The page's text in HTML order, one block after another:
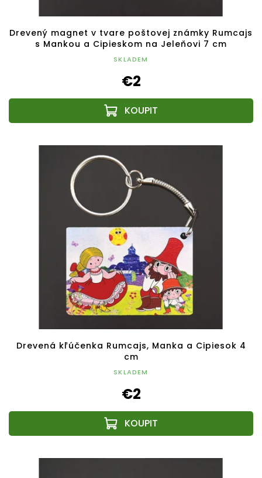
Drevený magnet v tvare poštovej známky Rumcajs
s Mankou a Cipieskom na Jeleňovi 7 cm
SKLADEM
€2
Drevená kľúčenka Rumcajs, Manka a Cipiesok 4
cm
SKLADEM
€2